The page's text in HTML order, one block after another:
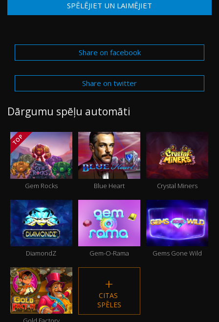
SPĒLĒJIET UN LAIMĒJIET
Share on facebook
Share on twitter
Dārgumu spēļu automāti
TOP
Gem Rocks Blue Heart Crystal Miners
DiamondZ Gem-O-Rama Gems Gone Wild
CITAS
SPĒLES